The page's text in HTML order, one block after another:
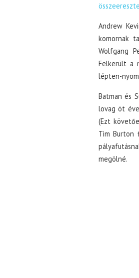
Andrew
komornak
Wolfgang
Felkerült a
lépten-
Batman és
lovag öt
(Ezt
Tim Burton
megölné.